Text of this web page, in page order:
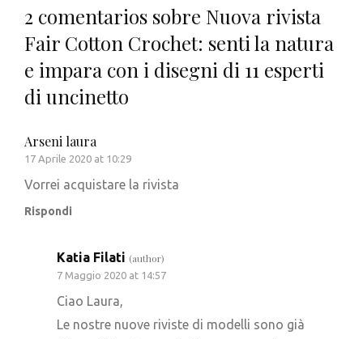
2 comentarios sobre Nuova rivista
Fair Cotton Crochet: senti la natura
e impara con i disegni di 11 esperti
di uncinetto
Arseni laura
17 Aprile 2020 at 10:29
Vorrei acquistare la rivista
Rispondi
Katia Filati (author)
7 Maggio 2020 at 14:57
Ciao Laura,
Le nostre nuove riviste di modelli sono già